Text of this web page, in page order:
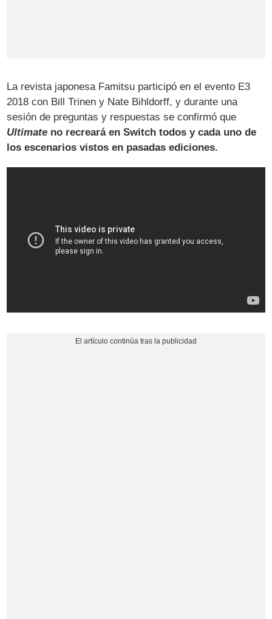
La revista japonesa Famitsu participó en el evento E3
2018 con Bill Trinen y Nate Bihldorff, y durante una
sesión de preguntas y respuestas se confirmó que
Ultimate no recreará en Switch todos y cada uno de
los escenarios vistos en pasadas ediciones.